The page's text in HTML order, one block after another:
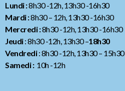
Lundi :8h30 -12h, 13h30 -16h30
Mardi :8h30 – 12h, 13h30 -16h30
Mercredi :8h30 -12h, 13h30 -16h30
Jeudi: 8h30 -12h, 13h30 –18h30
Vendredi: 8h30 -12h, 13h30– 15h30
Samedi :10h -12h